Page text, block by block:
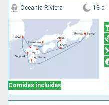
Comidas incluidas
Oceania Riviera 13 d